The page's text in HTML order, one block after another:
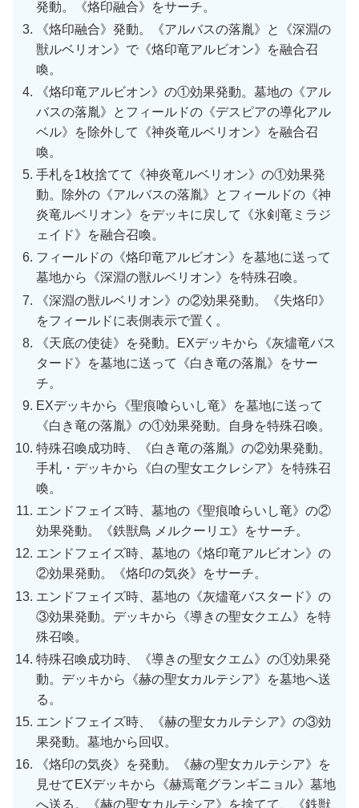
発動。《烙印融合》をサーチ。
《烙印融合》発動。《アルバスの落胤》と《深淵の
獣ルベリオン》で《烙印竜アルビオン》を融合召
喚。
《烙印竜アルビオン》の①効果発動。墓地の《アル
バスの落胤》とフィールドの《デスピアの導化アル
ベル》を除外して《神炎竜ルベリオン》を融合召
喚。
手札を1枚捨てて《神炎竜ルベリオン》の①効果発
動。除外の《アルバスの落胤》とフィールドの《神
炎竜ルベリオン》をデッキに戻して《氷剣竜ミラジ
ェイド》を融合召喚。
フィールドの《烙印竜アルビオン》を墓地に送って
墓地から《深淵の獣ルベリオン》を特殊召喚。
《深淵の獣ルベリオン》の②効果発動。《失烙印》
をフィールドに表側表示で置く。
《天底の使徒》を発動。EXデッキから《灰燼竜バス
タード》を墓地に送って《白き竜の落胤》をサー
チ。
EXデッキから《聖痕喰らいし竜》を墓地に送って
《白き竜の落胤》の①効果発動。自身を特殊召喚。
特殊召喚成功時、《白き竜の落胤》の②効果発動。
手札・デッキから《白の聖女エクレシア》を特殊召
喚。
エンドフェイズ時、墓地の《聖痕喰らいし竜》の②
効果発動。《鉄獣鳥 メルクーリエ》をサーチ。
エンドフェイズ時、墓地の《烙印竜アルビオン》の
②効果発動。《烙印の気炎》をサーチ。
エンドフェイズ時、墓地の《灰燼竜バスタード》の
③効果発動。デッキから《導きの聖女クエム》を特
殊召喚。
特殊召喚成功時、《導きの聖女クエム》の①効果発
動。デッキから《赫の聖女カルテシア》を墓地へ送
る。
エンドフェイズ時、《赫の聖女カルテシア》の③効
果発動。墓地から回収。
《烙印の気炎》を発動。《赫の聖女カルテシア》を
見せてEXデッキから《赫焉竜グランギニョル》墓地
へ送る。《赫の聖女カルテシア》を捨てて、《鉄獣